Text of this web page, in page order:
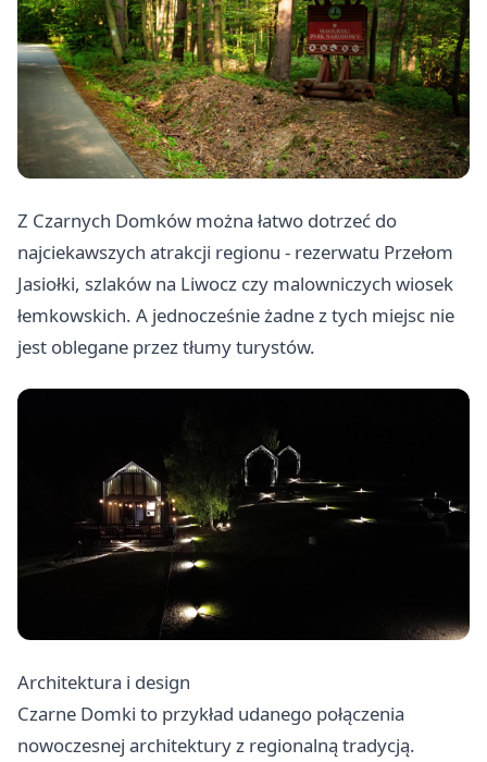
Z Czarnych Domków można łatwo dotrzeć do
najciekawszych atrakcji regionu - rezerwatu Przełom
Jasiołki, szlaków na Liwocz czy malowniczych wiosek
łemkowskich. A jednocześnie żadne z tych miejsc nie
jest oblegane przez tłumy turystów.
Architektura i design
Czarne Domki to przykład udanego połączenia
nowoczesnej architektury z regionalną tradycją.